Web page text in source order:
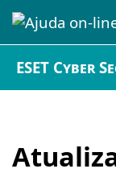
ESET Cyber